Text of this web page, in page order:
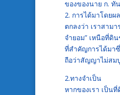
ของของนาย ก. ทั
2. การได้มาโดย
ตกลงว่า เราสาม
จำยอม” เหนือที่ดิ
ที่สำคัญการได้มา
ถือว่าสัญญาไม่ส
2.ทางจำเป็น
หากของเรา เป็น